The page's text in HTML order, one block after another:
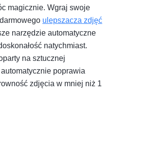
magicznie. Wgraj swoje
ulepszacza zdjęć
narzędzie automatyczne
natychmiast.
na sztucznej
poprawia
zdjęcia w mniej niż 1